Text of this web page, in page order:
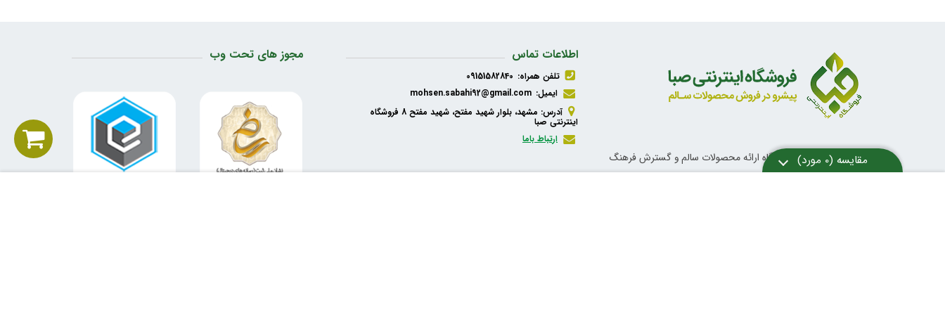
مجوز های تحت وب اطلاعات تماس
تلفن همراه: 09151582840
ایمیل: mohsen.sabahi92@gmail.com
آدرس: مشهد، بلوار شهید مفتح، شهید مفتح 8 فروشگاه
اینترنتی صبا
ارتباط باما
هدف از ایجاد این فروشگاه ارائه محصولات سالم و گسترش فرهنگ
ناب اسلامی و دستورات معصومین علیهم السلام در خصوص تغذیه،